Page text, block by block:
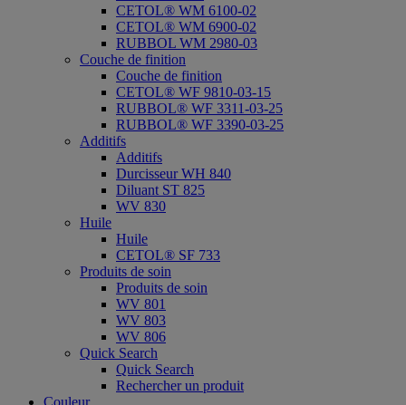
CETOL® WM 6100-02
CETOL® WM 6900-02
RUBBOL WM 2980-03
Couche de finition
Couche de finition
CETOL® WF 9810-03-15
RUBBOL® WF 3311-03-25
RUBBOL® WF 3390-03-25
Additifs
Additifs
Durcisseur WH 840
Diluant ST 825
WV 830
Huile
Huile
CETOL® SF 733
Produits de soin
Produits de soin
WV 801
WV 803
WV 806
Quick Search
Quick Search
Rechercher un produit
Couleur